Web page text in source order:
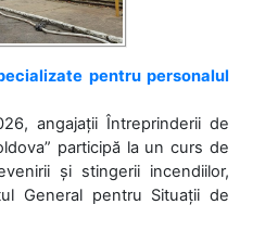
pentru personalul
angajații Întreprinderii de
participă la un curs de
și stingerii incendiilor,
General pentru Situații de